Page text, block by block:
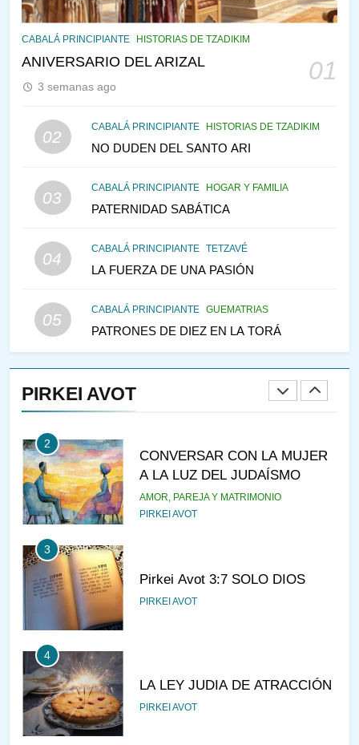
CABALÁ PRINCIPIANTE HISTORIAS DE TZADIKIM
ANIVERSARIO DEL ARIZAL 01
3 semanas ago
02
CABALÁ PRINCIPIANTE HISTORIAS DE TZADIKIM
NO DUDEN DEL SANTO ARI
03
CABALÁ PRINCIPIANTE HOGAR Y FAMILIA
PATERNIDAD SABÁTICA
04
CABALÁ PRINCIPIANTE TETZAVÉ
LA FUERZA DE UNA PASIÓN
05
CABALÁ PRINCIPIANTE GUEMATRIAS
PATRONES DE DIEZ EN LA TORÁ
PIRKEI AVOT
145
CABALÁ Y JASIDUT: EL
CONSEJO DE LOS PADRES
146
TEMPLO Y LA ALEGRÍA EN
VEAMOS ¿POR QUÉ
IEHOSHÚA? Y LA QUEJA DE
1
RAZI ¿QUIÉN ES SABIO?
2
CONVERSAR CON LA MUJER
A LA LUZ DEL JUDAÍSMO
AMOR, PAREJA Y MATRIMONIO
PIRKEI AVOT
3
Pirkei Avot 3:7 SOLO DIOS
PIRKEI AVOT
4
LA LEY JUDIA DE ATRACCIÓN
PIRKEI AVOT